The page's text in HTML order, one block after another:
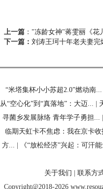
上一篇 ： "冻龄女神"蒋雯丽《花
下一篇： 刘涛王珂十年老夫妻完
“米塔集杯小小苏超2.0”燃动南...
从“空心化”到“真落地”：大迈...
寻菌乡发展脉络 青年学子勇担...
临期天虹卡不焦虑：我在京卡收
方...
《“放松经济”兴起：可汗能
关于我们
联系方
Copyright@2018-2026